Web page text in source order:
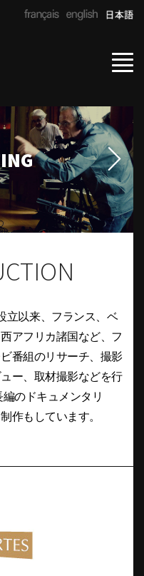
立以来、フランス、ベ
アフリカ諸国など、フ
番組のリサーチ、撮影
ー、取材撮影などを行
のドキュメンタリ
作もしています。